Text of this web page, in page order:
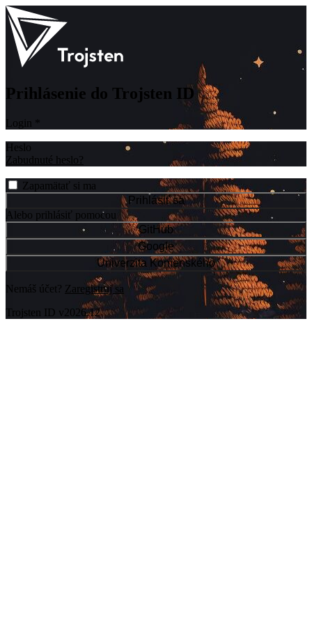
Prihlásenie do Trojsten ID
Login
Heslo
Zabudnuté heslo?
Zapamätať si ma
Prihlásiť sa
Alebo prihlásiť pomocou
GitHub
Google
Univerzita Komenského
Nemáš účet? Zaregistruj sa
Trojsten ID v2026.12